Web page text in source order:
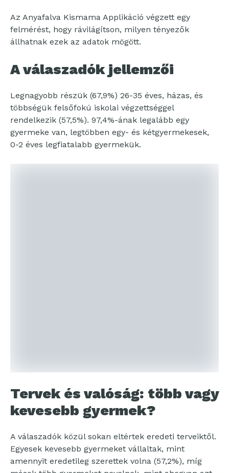
Az Anyafalva Kismama Applikáció végzett egy
felmérést, hogy rávilágítson, milyen tényezők
állhatnak ezek az adatok mögött.
A válaszadók jellemzői
Legnagyobb részük (67,9%) 26-35 éves, házas, és
többségük felsőfokú iskolai végzettséggel
rendelkezik (57,5%). 97,4%-ának legalább egy
gyermeke van, legtöbben egy- és kétgyermekesek,
0-2 éves legfiatalabb gyermekük.
Tervek és valóság: több vagy
kevesebb gyermek?
A válaszadók közül sokan eltértek eredeti terveiktől.
Egyesek kevesebb gyermeket vállaltak, mint
amennyit eredetileg szerettek volna (57,2%), míg